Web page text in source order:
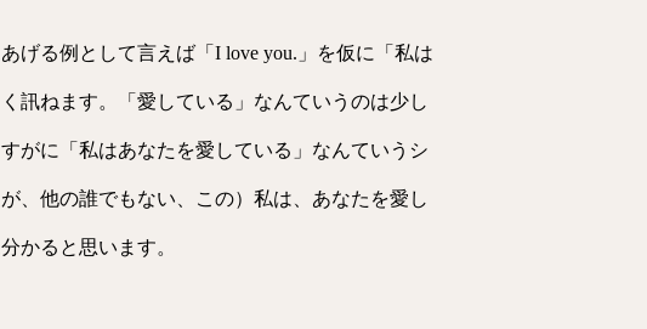
げる例として言えば「I love you.」を仮に「私は
訊ねます。「愛している」なんていうのは少し
がに「私はあなたを愛している」なんていうシ
、他の誰でもない、この）私は、あなたを愛し
かると思います。